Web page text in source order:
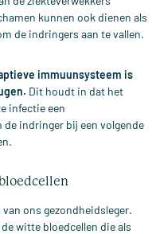
kunnen ook dienen als
de indringers aan te vallen.
immuunsysteem is
Dit houdt in dat het
infectie een
indringer bij een volgende
ons gezondheidsleger.
witte bloedcellen die als